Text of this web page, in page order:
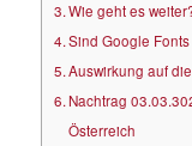
Wie geht es
Sind Google
Auswirkung auf
Nachtrag
Österreich